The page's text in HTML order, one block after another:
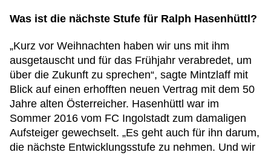
Was ist die nächste Stufe für Ralph Hasenhüttl?
„Kurz vor Weihnachten haben wir uns mit ihm
ausgetauscht und für das Frühjahr verabredet, um
über die Zukunft zu sprechen“, sagte Mintzlaff mit
Blick auf einen erhofften neuen Vertrag mit dem 50
Jahre alten Österreicher. Hasenhüttl war im
Sommer 2016 vom FC Ingolstadt zum damaligen
Aufsteiger gewechselt. „Es geht auch für ihn darum,
die nächste Entwicklungsstufe zu nehmen. Und wir